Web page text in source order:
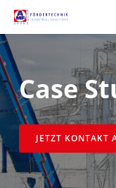
Skip
main
content
Case
JETZT KONTAKT